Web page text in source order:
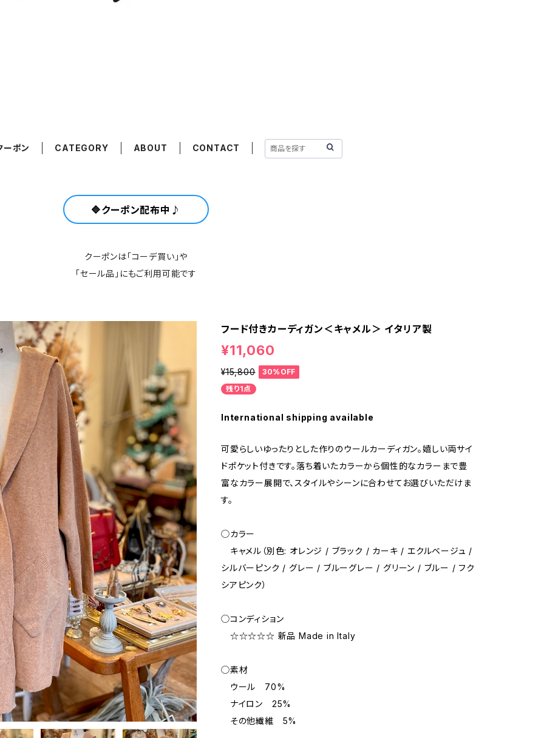
ーポン CATEGORY ABOUT CONTACT
🔷クーポン配布中♪
クーポンは「コーデ買い」や
「セール品」にもご利用可能です
フード付きカーディガン＜キャメル＞ イタリア製
¥11,060
¥15,800
30%OFF
残り1点
International shipping available
可愛らしいゆったりとした作りのウールカーディガン。嬉しい両サイ
ドポケット付きです。落ち着いたカラーから個性的なカラーまで豊
富なカラー展開で、スタイルやシーンに合わせてお選びいただけま
す。
◯カラー
キャメル（別色: オレンジ / ブラック / カーキ / エクルベージュ /
シルバーピンク / グレー / ブルーグレー / グリーン / ブルー / フク
シアピンク）
◯コンディション
☆☆☆☆☆ 新品 Made in Italy
◯素材
ウール 70%
ナイロン 25%
その他繊維 5%